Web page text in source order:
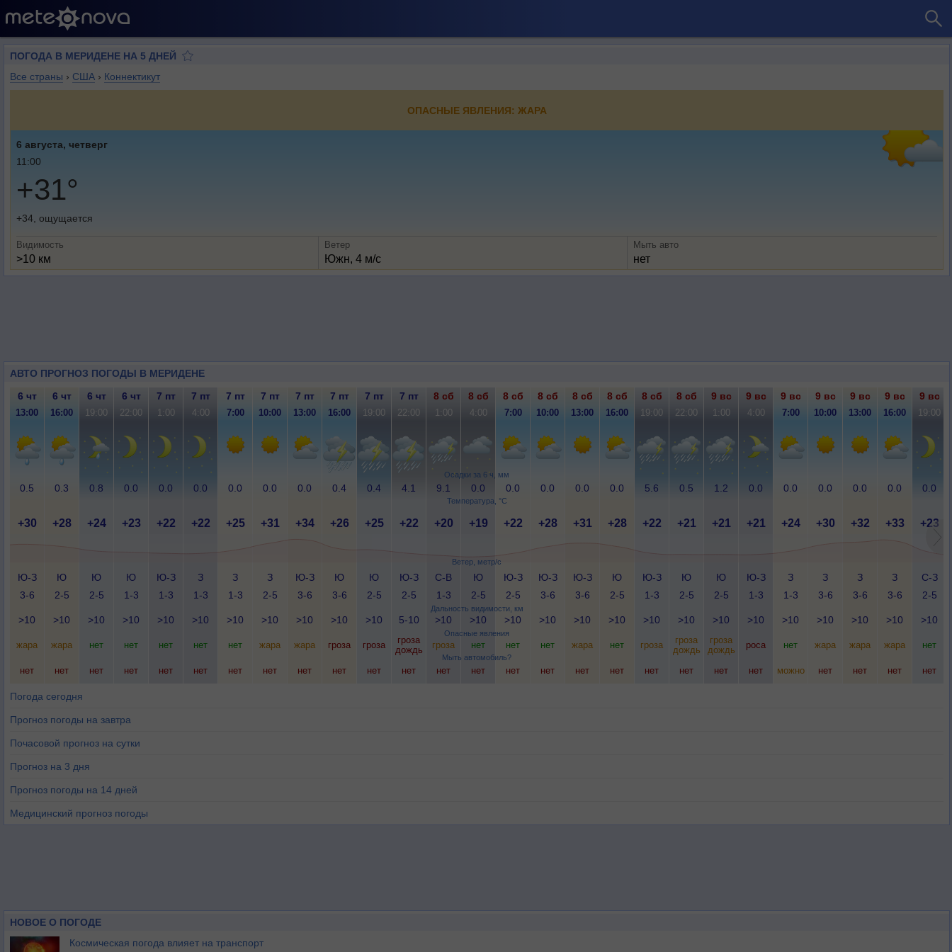
ПОГОДА В МЕРИДЕНЕ НА 5 ДНЕЙ
Все страны › США › Коннектикут
ОПАСНЫЕ ЯВЛЕНИЯ: ЖАРА
6 августа, четверг
11:00
+31°
+34, ощущается
Видимость
>10 км
Ветер
Южн, 4 м/с
Мыть авто
нет
АВТО ПРОГНОЗ ПОГОДЫ В МЕРИДЕНЕ
Осадки за 6 ч, мм
Температура, °C
Ветер, метр/с
Дальность видимости, км
Опасные явления
Мыть автомобиль?
6 чт 6 чт 6 чт 6 чт 7 пт 7 пт 7 пт 7 пт 7 пт 7 пт 7 пт 7 пт 8 сб 8 сб 8 сб 8 сб 8 сб 8 сб 8 сб 8 сб 9 вс 9 вс 9 вс 9 вс 9 вс 9 вс 9 вс
13:00 16:00 19:00 22:00 1:00 4:00 7:00 10:00 13:00 16:00 19:00 22:00 1:00 4:00 7:00 10:00 13:00 16:00 19:00 22:00 1:00 4:00 7:00 10:00 13:00 16:00 19:00
0.5 0.3 0.8 0.0 0.0 0.0 0.0 0.0 0.0 0.4 0.4 4.1 9.1 0.0 0.0 0.0 0.0 0.0 5.6 0.5 1.2 0.0 0.0 0.0 0.0 0.0 0.0
+30 +28 +24 +23 +22 +22 +25 +31 +34 +26 +25 +22 +20 +19 +22 +28 +31 +28 +22 +21 +21 +21 +24 +30 +32 +33 +23
Ю-З
3-6
Ю
2-5
Ю
2-5
Ю
1-3
Ю-З
1-3
З
1-3
З
1-3
З
2-5
Ю-З
3-6
Ю
3-6
Ю
2-5
Ю-З
2-5
С-В
1-3
Ю
2-5
Ю-З
2-5
Ю-З
3-6
Ю-З
3-6
Ю
2-5
Ю-З
1-3
Ю
2-5
Ю
2-5
Ю-З
1-3
З
1-3
З
3-6
З
3-6
З
3-6
С-З
2-5
>10 >10 >10 >10 >10 >10 >10 >10 >10 >10 >10 5-10 >10 >10 >10 >10 >10 >10 >10 >10 >10 >10 >10 >10 >10 >10 >10
жара жара нет нет нет нет нет жара жара гроза гроза
гроза
дождь
гроза нет нет нет жара нет гроза
гроза
дождь
гроза
дождь
роса нет жара жара жара нет
нет нет нет нет нет нет нет нет нет нет нет нет нет нет нет нет нет нет нет нет нет нет можно нет нет нет нет
Погода сегодня
Прогноз погоды на завтра
Почасовой прогноз на сутки
Прогноз на 3 дня
Прогноз погоды на 14 дней
Медицинский прогноз погоды
НОВОЕ О ПОГОДЕ
Космическая погода влияет на транспорт